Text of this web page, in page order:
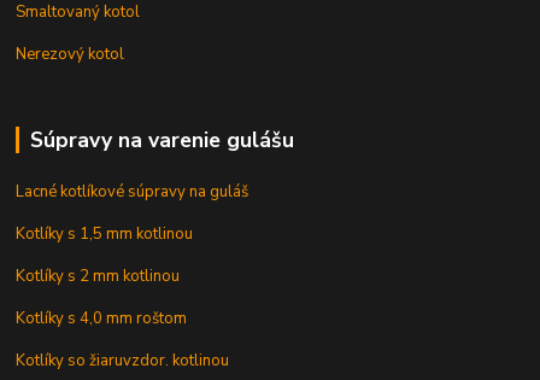
Smaltovaný kotol
Nerezový kotol
Súpravy na varenie gulášu
Lacné kotlíkové súpravy na guláš
Kotlíky s 1,5 mm kotlinou
Kotlíky s 2 mm kotlinou
Kotlíky s 4,0 mm roštom
Kotlíky so žiaruvzdor. kotlinou